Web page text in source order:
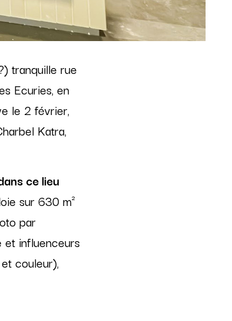
tranquille rue
Ecuries, en
le 2 février,
Katra,
ce lieu
sur 630 m²
par
influenceurs
couleur),